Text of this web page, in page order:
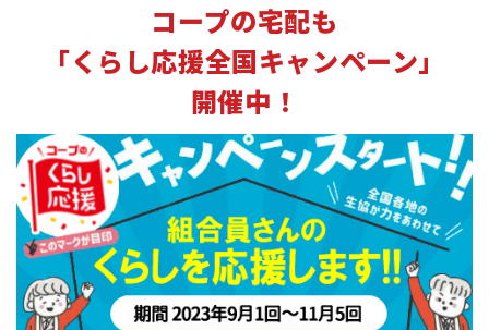
コープの宅配も
「くらし応援全国キャンペーン」
開催中！